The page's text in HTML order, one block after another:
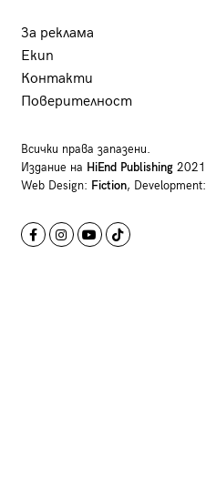
За реклама
Екип
Контакти
Поверителност
Всички права запазени.
Издание на HiEnd Publishing2021
Web Design: Fiction, Development: